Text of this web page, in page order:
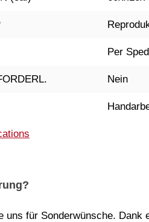
Per
Nein
uns für Sonderwünsche. Dank